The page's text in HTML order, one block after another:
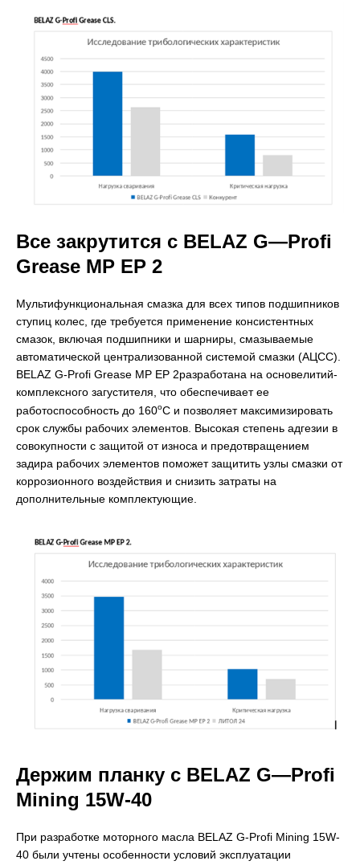
Все закрутится с BELAZ G—Profi
Grease MP EP 2
Мультифункциональная смазка для всех типов подшипников
ступиц колес, где требуется применение консистентных
смазок, включая подшипники и шарниры, смазываемые
автоматической централизованной системой смазки (АЦСС).
BELAZ G-Profi Grease MP EP 2разработана на основелитий-
комплексного загустителя, что обеспечивает ее
работоспособность до 160оС и позволяет максимизировать
срок службы рабочих элементов. Высокая степень адгезии в
совокупности с защитой от износа и предотвращением
задира рабочих элементов поможет защитить узлы смазки от
коррозионного воздействия и снизить затраты на
дополнительные комплектующие.
Держим планку с BELAZ G—Profi
Mining 15W-40
При разработке моторного масла BELAZ G-Profi Mining 15W-
40 были учтены особенности условий эксплуатации